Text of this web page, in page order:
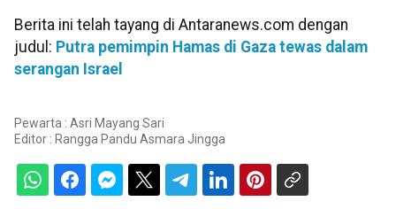
Berita ini telah tayang di Antaranews.com dengan
judul: Putra pemimpin Hamas di Gaza tewas dalam
serangan Israel
Pewarta : Asri Mayang Sari
Editor : Rangga Pandu Asmara Jingga